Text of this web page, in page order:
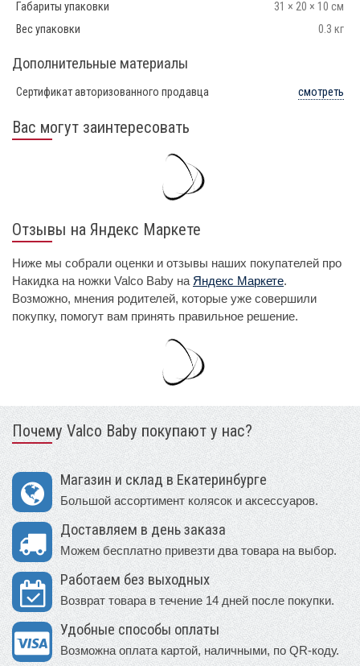
Габариты упаковки
31 × 20 × 10 см
Вес упаковки
0.3 кг
Дополнительные материалы
Сертификат авторизованного продавца смотреть
Вас могут заинтересовать
Отзывы на Яндекс Маркете
Ниже мы собрали оценки и отзывы наших покупателей про
Накидка на ножки Valco Baby на Яндекс Маркете.
Возможно, мнения родителей, которые уже совершили
покупку, помогут вам принять правильное решение.
Почему Valco Baby покупают у нас?
Магазин и склад в Екатеринбурге
Большой ассортимент колясок и аксессуаров.
Доставляем в день заказа
Можем бесплатно привезти два товара на выбор.
Работаем без выходных
Возврат товара в течение 14 дней после покупки.
Удобные способы оплаты
Возможна оплата картой, наличными, по QR-коду.